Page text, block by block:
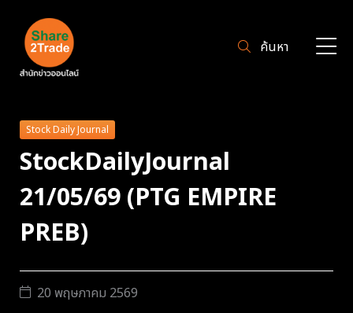
ค้นหา
Stock Daily Journal
StockDailyJournal
21/05/69 (PTG EMPIRE
PREB)
20 พฤษภาคม 2569